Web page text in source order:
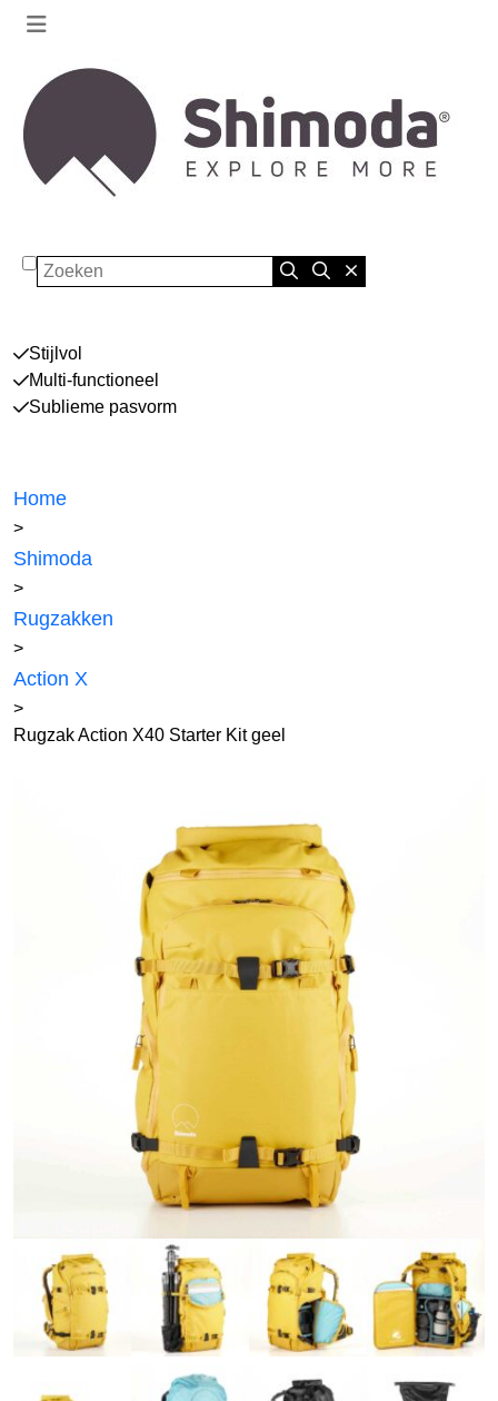
Zoeken
Stijlvol
Multi-functioneel
Sublieme pasvorm
Home
>
Shimoda
>
Rugzakken
>
Action X
>
Rugzak Action X40 Starter Kit geel